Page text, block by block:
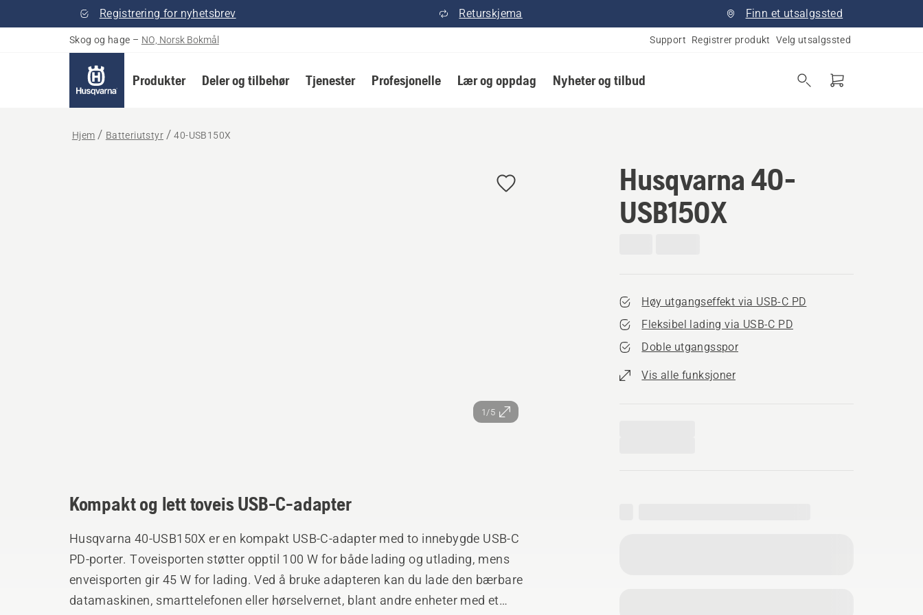
Registrering for nyhetsbrev Returskjema Finn et utsalgssted
Skog og hage – NO, Norsk Bokmål Support Registrer produkt Velg utsalgssted
Produkter Deler og tilbehør Tjenester Profesjonelle Lær og oppdag Nyheter og tilbud
Hjem Batteriutstyr 40-USB150X
1/5
Husqvarna 40-
USB150X
Høy utgangseffekt via USB-C PD
Fleksibel lading via USB-C PD
Doble utgangsspor
Vis alle funksjoner
Kompakt og lett toveis USB-C-adapter
Husqvarna 40-USB150X er en kompakt USB-C-adapter med to innebygde USB-C
PD-porter. Toveisporten støtter opptil 100 W for både lading og utlading, mens
enveisporten gir 45 W for lading. Ved å bruke adapteren kan du lade den bærbare
datamaskinen, smarttelefonen eller hørselvernet, blant andre enheter med et